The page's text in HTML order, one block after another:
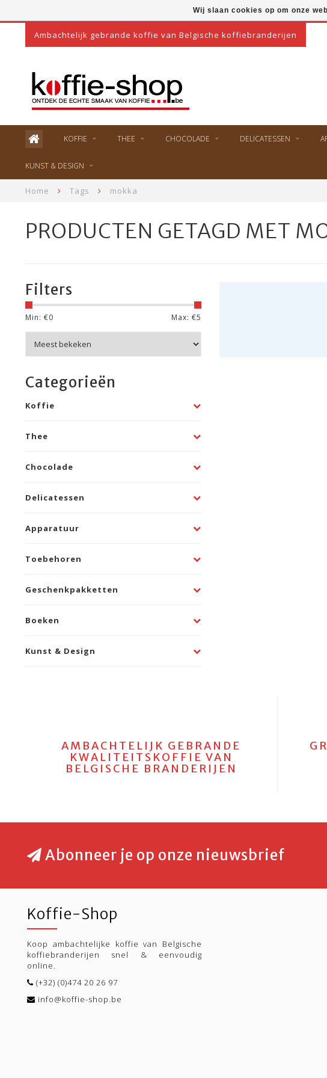
Ambachtelijk gebrande koffie van Belgische koffiebranderijen
KOFFIE THEE CHOCOLADE DELICATESSEN
KUNST & DESIGN
Home Tags mokka
PRODUCTEN GETAGD MET
Filters
Min: €0 Max: €5
Categorieën
Koffie
Thee
Chocolade
Delicatessen
Apparatuur
Toebehoren
Geschenkpakketten
Boeken
Kunst & Design
Wij slaan cookies op om onze
AMBACHTELIJK GEBRANDE
KWALITEITSKOFFIE VAN
BELGISCHE BRANDERIJEN
Abonneer je op onze nieuwsbrief
Koffie-Shop
Koop ambachtelijke koffie van Belgische
koffiebranderijen snel & eenvoudig
online.
(+32) (0)474 20 26 97
info@koffie-shop.be